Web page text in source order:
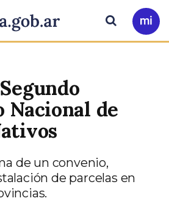
Ir
a
Buscar
de
de un convenio,
de parcelas en